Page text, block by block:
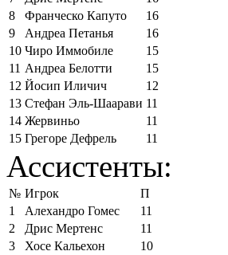
8
Франческо Капуто
16
9
Андреа Петанья
16
10 Чиро Иммобиле
15
11 Андреа Белотти
15
12 Йосип Иличич
12
13 Стефан Эль-Шаарави 11
14 Жервиньо
11
15 Грегоре Дефрель 11
Ассистенты:
№ Игрок
П
1
Алехандро Гомес
11
2
Дрис Мертенс
11
3
Хосе Кальехон
10